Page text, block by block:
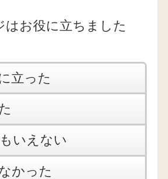
はお役に立ちました
立った
いえない
かった